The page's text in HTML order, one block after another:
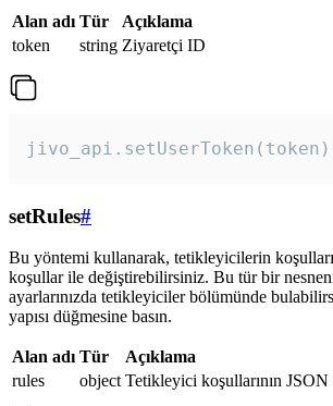
Alan adı Tür
Açıklama
token
string Ziyaretçi ID
setRules#
Bu yöntemi kullanarak, tetikleyicilerin
koşullar ile değiştirebilirsiniz. Bu tür bir
ayarlarınızda tetikleyiciler bölümünde
yapısı düğmesine basın.
Alan adı Tür
Açıklama
rules
object Tetikleyici koşullarının JSON